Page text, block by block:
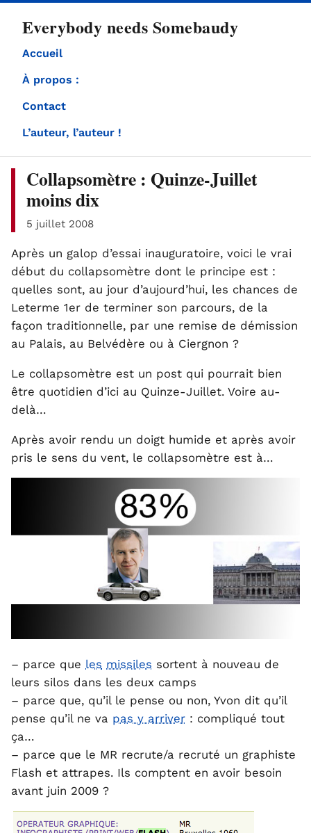
Everybody needs Somebaudy
Accueil
À propos :
Contact
L’auteur, l’auteur !
Collapsomètre : Quinze-Juillet
moins dix
5 juillet 2008
Après un galop d’essai inauguratoire, voici le vrai
début du collapsomètre dont le principe est :
quelles sont, au jour d’aujourd’hui, les chances de
Leterme 1er de terminer son parcours, de la
façon traditionnelle, par une remise de démission
au Palais, au Belvédère ou à Ciergnon ?
Le collapsomètre est un post qui pourrait bien
être quotidien d’ici au Quinze-Juillet. Voire au-
delà…
Après avoir rendu un doigt humide et après avoir
pris le sens du vent, le collapsomètre est à…
– parce que les missiles sortent à nouveau de
leurs silos dans les deux camps
– parce que, qu’il le pense ou non, Yvon dit qu’il
pense qu’il ne va pas y arriver : compliqué tout
ça…
– parce que le MR recrute/a recruté un graphiste
Flash et attrapes. Ils comptent en avoir besoin
avant juin 2009 ?